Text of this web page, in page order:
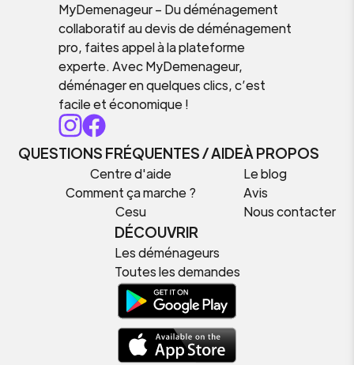
MyDemenageur – Du déménagement
collaboratif au devis de déménagement
pro, faites appel à la plateforme
experte. Avec MyDemenageur,
déménager en quelques clics, c’est
facile et économique !
QUESTIONS FRÉQUENTES / AIDE
Centre d'aide
Comment ça marche ?
Cesu
À PROPOS
Le blog
Avis
Nous contacter
DÉCOUVRIR
Les déménageurs
Toutes les demandes